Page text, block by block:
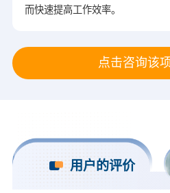
而快速提高工作效率。
点击咨询该
用户的评价